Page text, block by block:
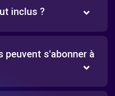
inclus ?
peuvent s'abonner à